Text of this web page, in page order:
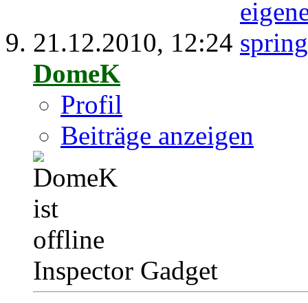
21.12.2010, 12:24
DomeK
Profil
Beiträge anzeigen
Inspector Gadget